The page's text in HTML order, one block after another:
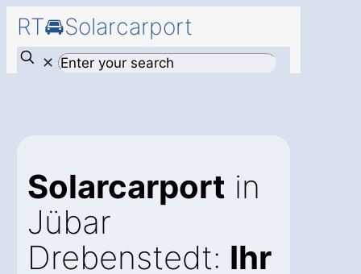
RT🚘Solarcarport
✕
Solarcarport in
Jübar
Drebenstedt: Ihr